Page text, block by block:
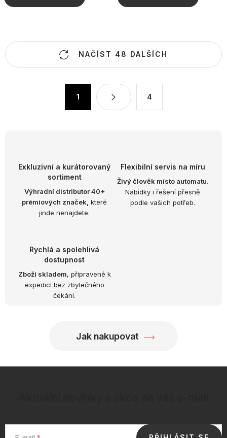
O
v
NAČÍST 48 DALŠÍCH
1 4
Exkluzivní a kurátorovaný
sortiment
Výhradní distributor 40+
prémiových značek, které
jinde nenajdete.
Flexibilní servis na míru
Živý člověk místo automatu.
Nabídky i řešení přesně
podle vašich potřeb.
Rychlá a spolehlivá
dostupnost
Zboží skladem, připravené k
expedici bez zbytečného
čekání.
Jak nakupovat